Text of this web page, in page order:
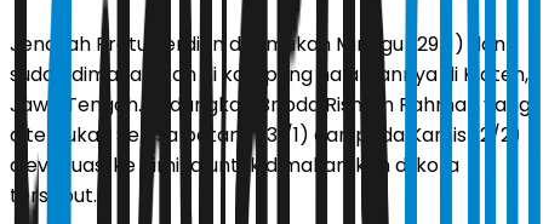
Jenazah Pratu Ferdian ditemukan Minggu (29/1) dan
sudah dimakamkan di kampung halamannya di Klaten,
Jawa Tengah. Sedangkan Bripda Risman Rahman yang
ditemukan Selasa petang (31/1) dan pada Kamis (2/2)
dievakuasi ke Timika untuk dimakamkan di kota
tersebut.